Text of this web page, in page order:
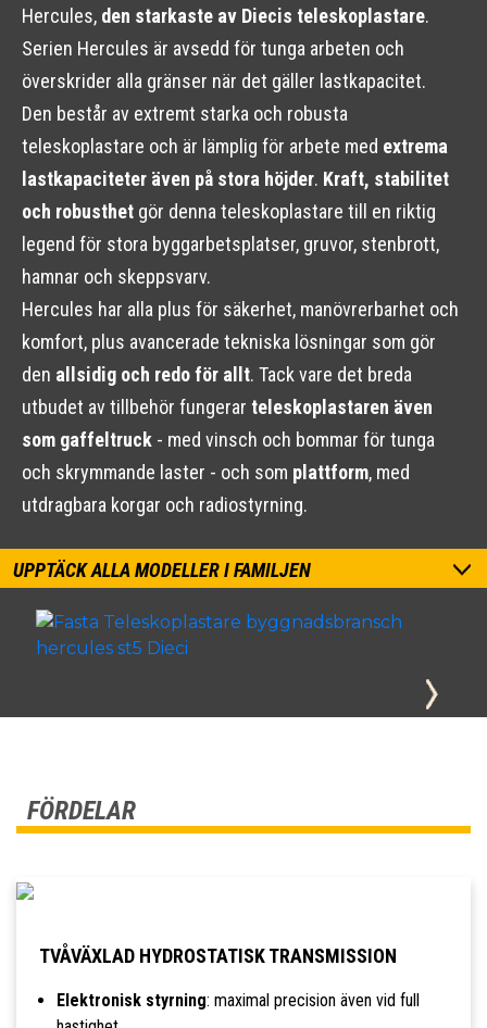
Hercules, den starkaste av Diecis teleskoplastare.
Serien Hercules är avsedd för tunga arbeten och
överskrider alla gränser när det gäller lastkapacitet.
Den består av extremt starka och robusta
teleskoplastare och är lämplig för arbete med extrema
lastkapaciteter även på stora höjder. Kraft, stabilitet
och robusthet gör denna teleskoplastare till en riktig
legend för stora byggarbetsplatser, gruvor, stenbrott,
hamnar och skeppsvarv.
Hercules har alla plus för säkerhet, manövrerbarhet och
komfort, plus avancerade tekniska lösningar som gör
den allsidig och redo för allt. Tack vare det breda
utbudet av tillbehör fungerar teleskoplastaren även
som gaffeltruck - med vinsch och bommar för tunga
och skrymmande laster - och som plattform, med
utdragbara korgar och radiostyrning.
UPPTÄCK ALLA MODELLER I FAMILJEN
FÖRDELAR
TVÅVÄXLAD HYDROSTATISK TRANSMISSION
Elektronisk styrning: maximal precision även vid full